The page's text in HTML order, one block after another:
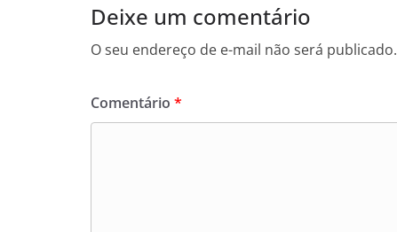
Deixe um comentário
O seu endereço de e-mail não será publicado.
Comentário *